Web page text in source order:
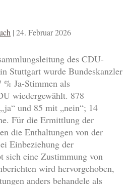
|24. Februar 2026
des CDU-
Stuttgart wurde Bundeskanzler
Ja-Stimmen als
wiedergewählt. 878
und 85 mit „nein“; 14
Für die Ermittlung der
die Enthaltungen von der
Einbeziehung der
sich eine Zustimmung von
wird hervorgehoben,
anders behandele als